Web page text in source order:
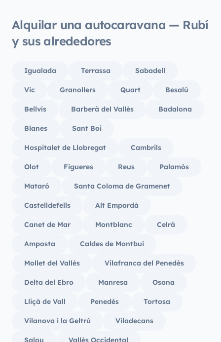
Alquilar una autocaravana — Rubí
y sus alrededores
Igualada Terrassa Sabadell
Vic Granollers Quart Besalú
Bellvís Barberà del Vallès Badalona
Blanes Sant Boi
Hospitalet de Llobregat Cambrils
Olot Figueres Reus Palamós
Mataró Santa Coloma de Gramenet
Castelldefells Alt Empordà
Canet de Mar Montblanc Celrà
Amposta Caldes de Montbui
Mollet del Vallès Vilafranca del Penedès
Delta del Ebro Manresa Osona
Lliçà de Vall Penedès Tortosa
Vilanova i la Geltrú Viladecans
Salou Vallès Occidental